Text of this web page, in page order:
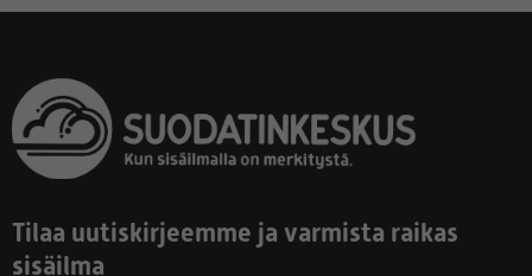
Tilaa uutiskirjeemme ja varmista raikas
sisäilma